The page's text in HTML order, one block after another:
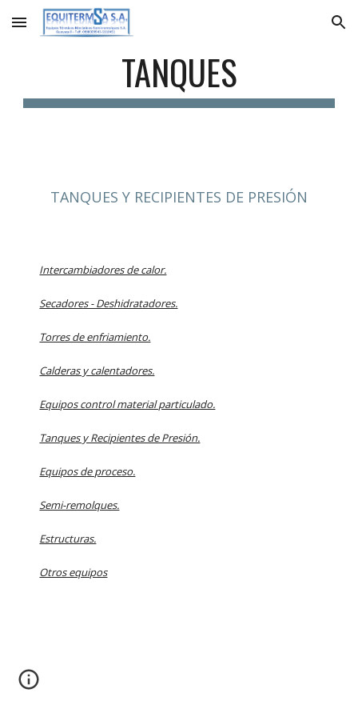
Skip to main content Skip to navigation
TANQUES
TANQUES Y RECIPIENTES DE PRESIÓN
Intercambiadores de calor.
Secadores - Deshidratadores.
Torres de enfriamiento.
Calderas y calentadores.
Equipos control material particulado.
Tanques y Recipientes de Presión.
Equipos de proceso.
Semi-remolques.
Estructuras.
Otros equipos